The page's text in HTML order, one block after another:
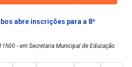
abre inscrições para a 8ª
- em Secretaria Municipal de Educação